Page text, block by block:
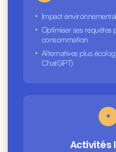
• Impact
• Optimiser ses requêtes
consommation
• Alternatives plus
ChatGPT)
+
Activités